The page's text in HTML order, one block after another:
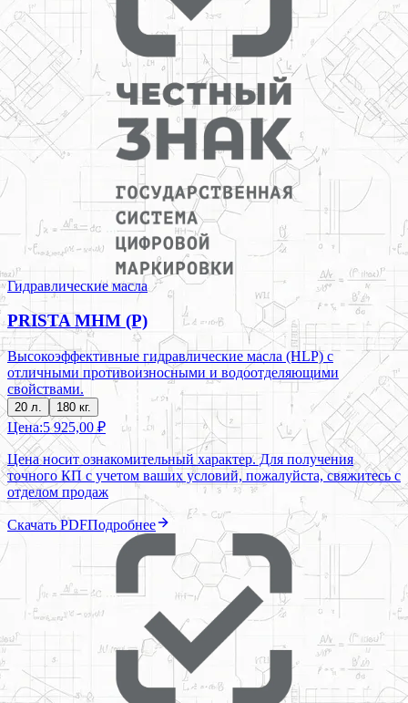
Гидравлические масла
PRISTA MHM (P)
Высокоэффективные гидравлические масла (HLP) с
отличными противоизносными и водоотделяющими
свойствами.
20 л. 180 кг.
Цена:5 925,00 ₽
Цена носит ознакомительный характер. Для получения
точного КП с учетом ваших условий, пожалуйста, свяжитесь с
отделом продаж
Скачать PDFПодробнее